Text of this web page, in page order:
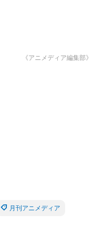
《アニメディア編集部》
月刊アニメディア